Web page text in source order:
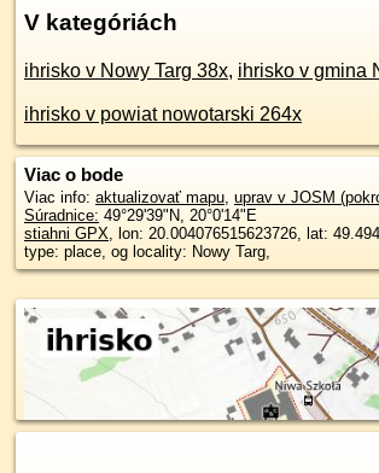
V kategóriách
ihrisko v Nowy Targ 38x, ihrisko v gmina
ihrisko v powiat nowotarski 264x
Viac o bode
Viac info: aktualizovať mapu, uprav v JOSM
Súradnice: 49°29'39"N, 20°0'14"E
stiahni GPX, lon: 20.004076515623726, lat:
type: place, og locality: Nowy Targ,